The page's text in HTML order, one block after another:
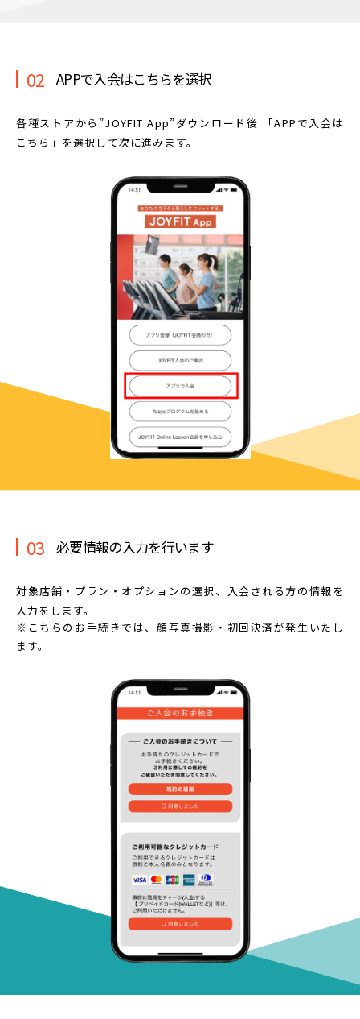
02 APPで入会はこちらを選択
各種ストアから”JOYFIT App”ダウンロード後
「APPで入会は
こちら」を選択して次に進みます。
03 必要情報の入力を行います
対象店舗・プラン・オプションの選択、 入会される方の情報を
入力をします。
※こちらのお手続きでは、顔写真撮影・初回決済が発生いたし
ます。